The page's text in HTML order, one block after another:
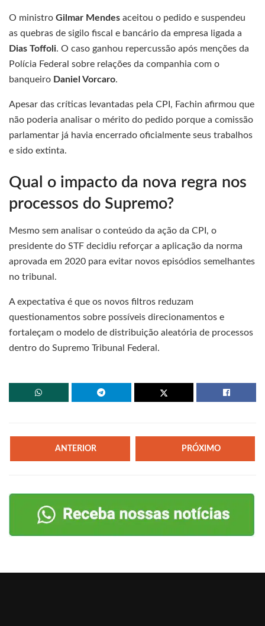
O ministro Gilmar Mendes aceitou o pedido e suspendeu
as quebras de sigilo fiscal e bancário da empresa ligada a
Dias Toffoli. O caso ganhou repercussão após menções da
Polícia Federal sobre relações da companhia com o
banqueiro Daniel Vorcaro.
Apesar das críticas levantadas pela CPI, Fachin afirmou que
não poderia analisar o mérito do pedido porque a comissão
parlamentar já havia encerrado oficialmente seus trabalhos
e sido extinta.
Qual o impacto da nova regra nos
processos do Supremo?
Mesmo sem analisar o conteúdo da ação da CPI, o
presidente do STF decidiu reforçar a aplicação da norma
aprovada em 2020 para evitar novos episódios semelhantes
no tribunal.
A expectativa é que os novos filtros reduzam
questionamentos sobre possíveis direcionamentos e
fortaleçam o modelo de distribuição aleatória de processos
dentro do Supremo Tribunal Federal.
ANTERIOR PRÓXIMO